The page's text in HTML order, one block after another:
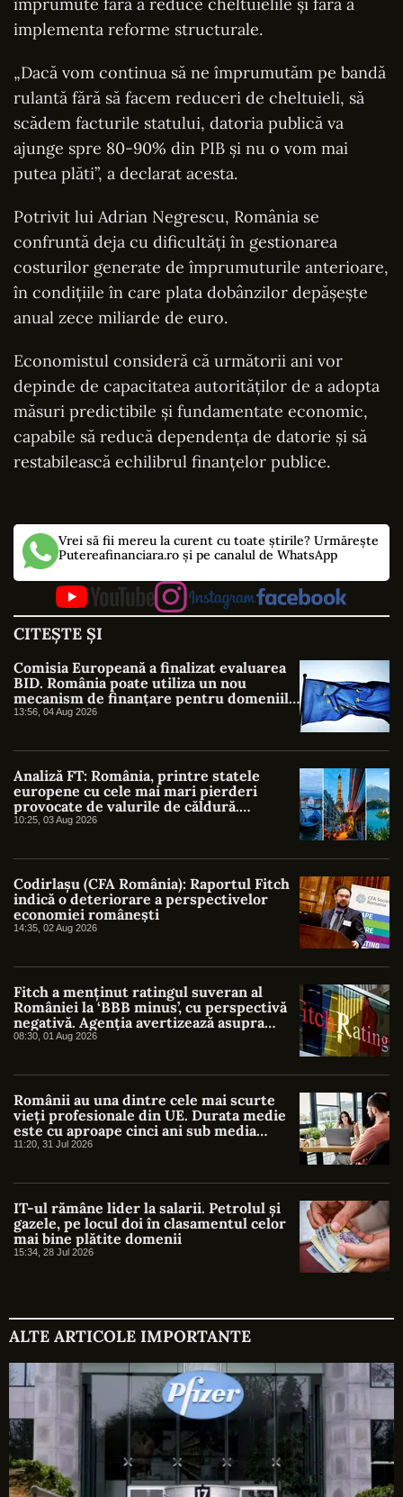
implementa reforme structurale.
„Dacă vom continua să ne împrumutăm pe bandă
rulantă fără să facem reduceri de cheltuieli, să
scădem facturile statului, datoria publică va
ajunge spre 80-90% din PIB și nu o vom mai
putea plăti”, a declarat acesta.
Potrivit lui Adrian Negrescu, România se
confruntă deja cu dificultăți în gestionarea
costurilor generate de împrumuturile anterioare,
în condițiile în care plata dobânzilor depășește
anual zece miliarde de euro.
Economistul consideră că următorii ani vor
depinde de capacitatea autorităților de a adopta
măsuri predictibile și fundamentate economic,
capabile să reducă dependența de datorie și să
restabilească echilibrul finanțelor publice.
Vrei să fii mereu la curent cu toate știrile? Urmărește
Putereafinanciara.ro și pe canalul de WhatsApp
CITEȘTE ȘI
Comisia Europeană a finalizat evaluarea
BID. România poate utiliza un nou
mecanism de finanțare pentru domeniile
strategice
13:56, 04 Aug 2026
Analiză FT: România, printre statele
europene cu cele mai mari pierderi
provocate de valurile de căldură.
Costurile reale depășesc cu mult
10:25, 03 Aug 2026
Codirlașu (CFA România): Raportul Fitch
indică o deteriorare a perspectivelor
economiei românești
14:35, 02 Aug 2026
Fitch a menținut ratingul suveran al
României la ‘BBB minus’, cu perspectivă
negativă. Agenția avertizează asupra
riscurilor fiscale și politice
08:30, 01 Aug 2026
Românii au una dintre cele mai scurte
vieți profesionale din UE. Durata medie
este cu aproape cinci ani sub media
europeană
11:20, 31 Jul 2026
IT-ul rămâne lider la salarii. Petrolul și
gazele, pe locul doi în clasamentul celor
mai bine plătite domenii
15:34, 28 Jul 2026
ALTE ARTICOLE IMPORTANTE